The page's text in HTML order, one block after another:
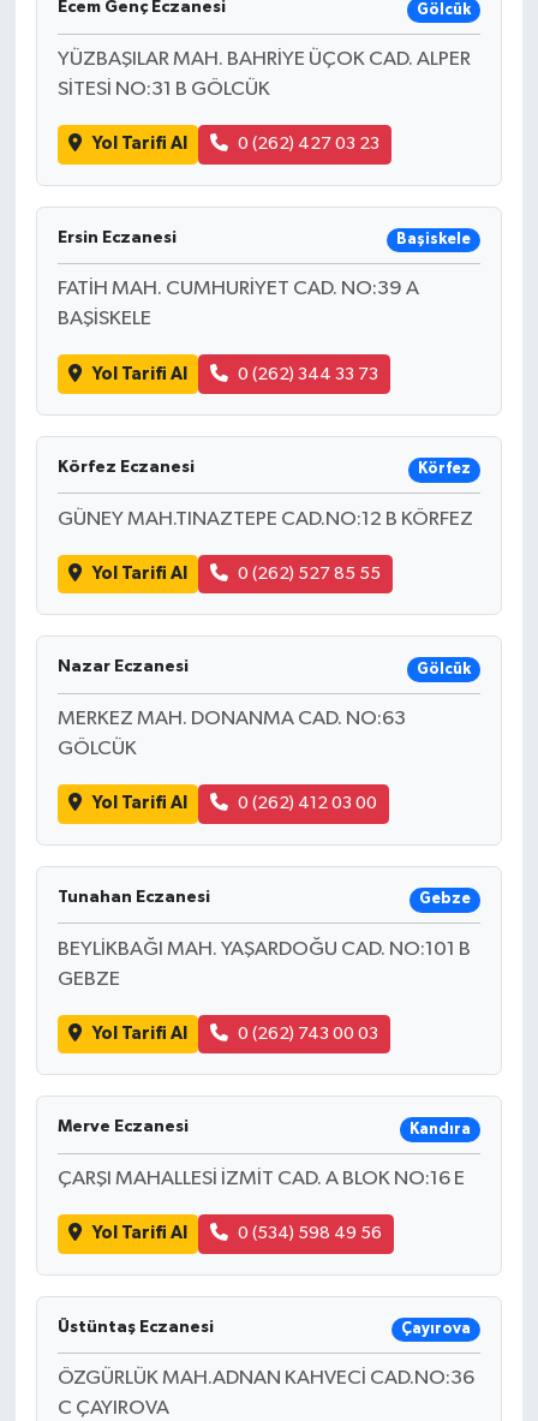
Ecem Genç Eczanesi Gölcük
YÜZBAŞILAR MAH. BAHRİYE ÜÇOK CAD. ALPER
SİTESİ NO:31 B GÖLCÜK
Yol Tarifi Al 0 (262) 427 03 23
Ersin Eczanesi Başiskele
FATİH MAH. CUMHURİYET CAD. NO:39 A
BAŞİSKELE
Yol Tarifi Al 0 (262) 344 33 73
Körfez Eczanesi Körfez
GÜNEY MAH.TINAZTEPE CAD.NO:12 B KÖRFEZ
Yol Tarifi Al 0 (262) 527 85 55
Nazar Eczanesi Gölcük
MERKEZ MAH. DONANMA CAD. NO:63
GÖLCÜK
Yol Tarifi Al 0 (262) 412 03 00
Tunahan Eczanesi Gebze
BEYLİKBAĞI MAH. YAŞARDOĞU CAD. NO:101 B
GEBZE
Yol Tarifi Al 0 (262) 743 00 03
Merve Eczanesi Kandıra
ÇARŞI MAHALLESİ İZMİT CAD. A BLOK NO:16 E
Yol Tarifi Al 0 (534) 598 49 56
Üstüntaş Eczanesi Çayırova
ÖZGÜRLÜK MAH.ADNAN KAHVECİ CAD.NO:36
C ÇAYIROVA